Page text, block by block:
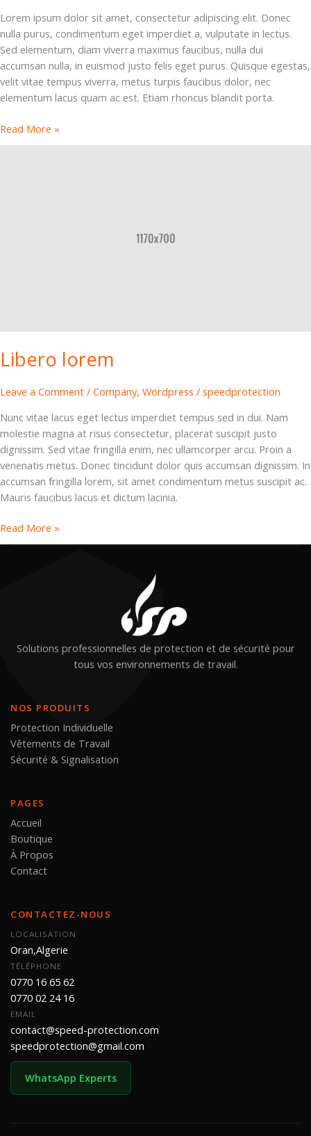
Lorem ipsum dolor sit amet, consectetur adipiscing elit. Donec
nulla purus, condimentum eget imperdiet a, vulputate in lectus.
Sed elementum, diam viverra maximus faucibus, nulla dui
accumsan nulla, in euismod justo felis eget purus. Quisque egestas,
velit vitae tempus viverra, metus turpis faucibus dolor, nec
elementum lacus quam ac est. Etiam rhoncus blandit porta.
Read More »
Libero lorem
Leave a Comment / Company, Wordpress / speedprotection
Nunc vitae lacus eget lectus imperdiet tempus sed in dui. Nam
molestie magna at risus consectetur, placerat suscipit justo
dignissim. Sed vitae fringilla enim, nec ullamcorper arcu. Proin a
venenatis metus. Donec tincidunt dolor quis accumsan dignissim. In
accumsan fringilla lorem, sit amet condimentum metus suscipit ac.
Mauris faucibus lacus et dictum lacinia.
Read More »
Solutions professionnelles de protection et de sécurité pour
tous vos environnements de travail.
NOS PRODUITS
Protection Individuelle
Vêtements de Travail
Sécurité & Signalisation
PAGES
Accueil
Boutique
À Propos
Contact
CONTACTEZ-NOUS
LOCALISATION
Oran,Algerie
TÉLÉPHONE
0770 16 65 62
0770 02 24 16
EMAIL
contact@speed-protection.com
speedprotection@gmail.com
WhatsApp Experts